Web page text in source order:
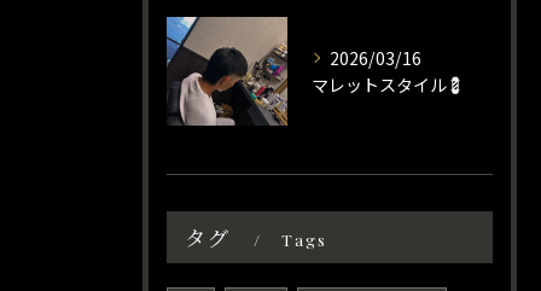
2026/03/16
マレットスタイル💈
タグ Tags